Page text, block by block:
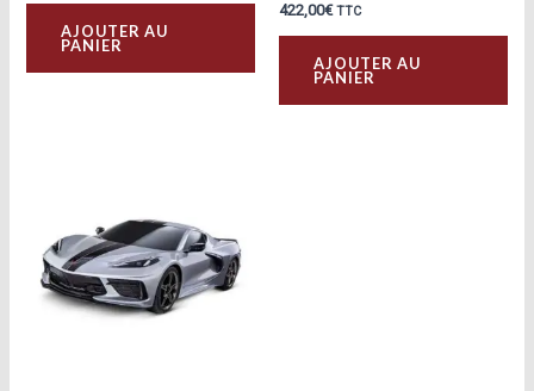
AJOUTER AU
PANIER
422,00€ TTC
AJOUTER AU
PANIER